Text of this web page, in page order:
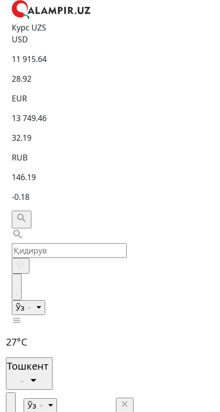
Курс UZS
USD
11 915.64
28.92
EUR
13 749.46
32.19
RUB
146.19
-0.18
Ўз
27°C
Тошкент
Ўз